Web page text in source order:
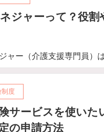
ジャーって？役割
ャー（介護支援専門員）
制度
サービスを使いた
の申請方法